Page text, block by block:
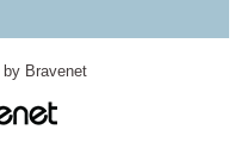
by Bravenet